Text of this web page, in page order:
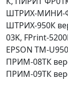
ШТРИХ-МИНИ-
ШТРИХ-950К
03K, FPrint-
EPSON TM-
ПРИМ-08ТК
ПРИМ-09ТК